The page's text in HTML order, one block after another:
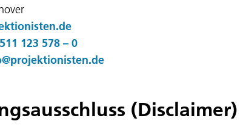
123 578 – 0
(Disclaimer)